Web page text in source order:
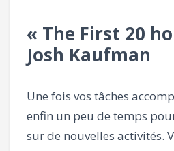
« The First 20
Josh Kaufman
Une fois vos tâches
enfin un peu de temps
sur de nouvelles activités.